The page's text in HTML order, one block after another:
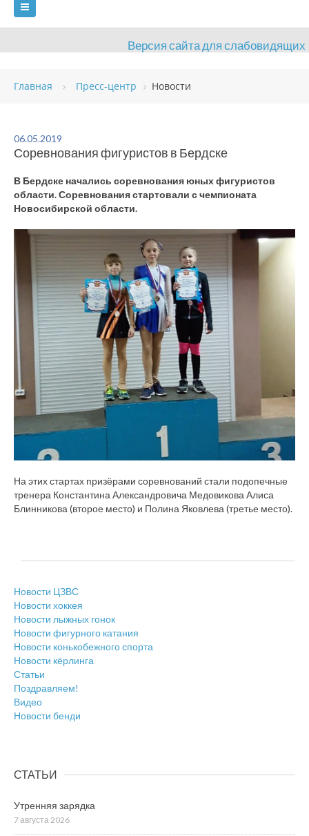
Версия сайта для слабовидящих
ГЛАВНАЯ
ВИДЫ СПОРТА
ОЦЕНКА КАЧЕСТВА ОБРАЗОВАНИЯ ВАКАНСИИ
Главная Пресс-центр Новости
06.05.2019
Соревнования фигуристов в Бердске
В Бердске начались соревнования юных фигуристов
области. Соревнования стартовали с чемпионата
Новосибирской области.
На этих стартах призёрами соревнований стали подопечные
тренера Константина Александровича Медовикова Алиса
Блинникова (второе место) и Полина Яковлева (третье место).
Новости ЦЗВС
Новости хоккея
Новости лыжных гонок
Новости фигурного катания
Новости конькобежного спорта
Новости кёрлинга
Статьи
Поздравляем!
Видео
Новости бенди
СТАТЬИ
Утренняя зарядка
7 августа 2026